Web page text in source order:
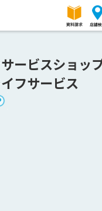
ービスショッ
フサービス